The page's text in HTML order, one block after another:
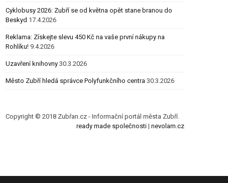
Cyklobusy 2026: Zubří se od května opět stane branou do
Beskyd 17.4.2026
Reklama: Získejte slevu 450 Kč na vaše první nákupy na
Rohlíku! 9.4.2026
Uzavření knihovny 30.3.2026
Město Zubří hledá správce Polyfunkčního centra 30.3.2026
Copyright © 2018 Zubřan.cz - Informační portál města Zubří.
ready made společnosti| nevolam.cz